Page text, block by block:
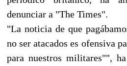
denunciar a "The Times".
"La noticia de que
no ser atacados es ofensiva
para nuestros militares"",